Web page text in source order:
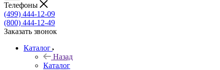
Телефоны
(499) 444-12-09
(800) 444-12-49
Заказать звонок
Каталог
Назад
Каталог